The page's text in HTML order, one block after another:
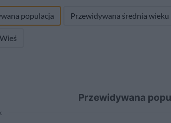
populacja Przewidywana średnia wieku
Przewidywana